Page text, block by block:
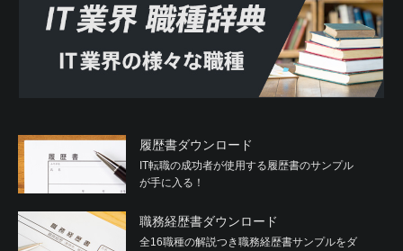
履歴書ダウンロード
IT転職の成功者が使用する履歴書のサンプル
が手に入る！
職務経歴書ダウンロード
全16職種の解説つき職務経歴書サンプルをダ